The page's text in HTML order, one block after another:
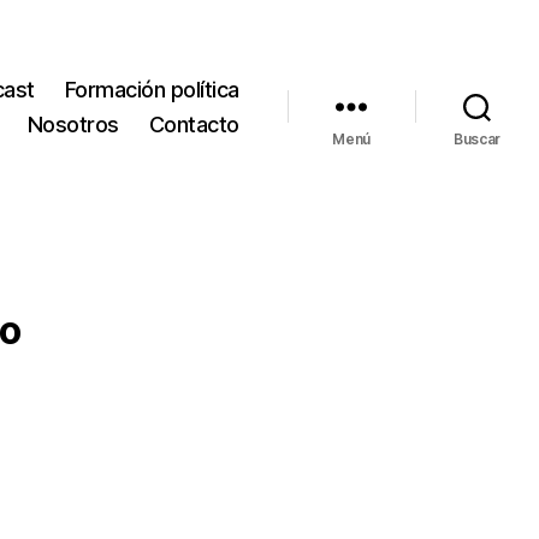
Formación política
Nosotros
Contacto
Menú Buscar